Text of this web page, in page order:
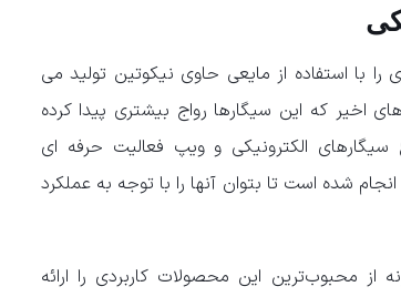
را با استفاده از مایعی حاوی نیکوتین تولید می
اخیر که این سیگارها رواج بیشتری پیدا کرده
سیگارهای الکترونیکی و ویپ فعالیت حرفه ای
شده است تا بتوان آنها را با توجه به عملکرد
از محبوب‌ترین این محصولات کاربردی را ارائه